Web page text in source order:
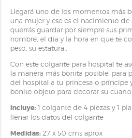
Llegará uno de los momentos más
una mujer y ese es el nacimiento de
querrás guardar por siempre sus
nombre, el día y la hora en que te
peso, su estatura..
Con este colgante para hospital te
la manera más bonita posible, para
del hospital a tu princesa o príncipe
bonito objeto para decorar su cuarto.
Incluye:1 colgante de 4 piezas y 1
llenar los datos del colgante
Medidas:27 x 50 cms aprox